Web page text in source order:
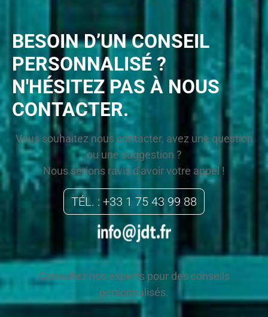
BESOIN D’UN CONSEIL
PERSONNALISÉ ?
N'HÉSITEZ PAS À NOUS
CONTACTER.
Vous souhaitez nous contacter, avez une question
ou une suggestion ?
Nous serions ravis d'avoir votre appel !
TÉL. : +33 1 75 43 99 88
Consultez nos experts pour des conseils
personnalisés.